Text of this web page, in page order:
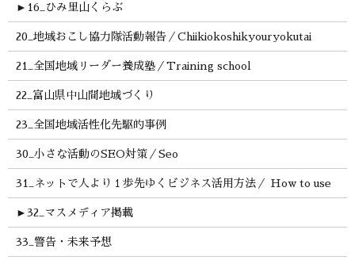
► 16_ひみ里山くらぶ
20_地域おこし協力隊活動報告／Chiikiokoshikyouryokutai
21_全国地域リーダー養成塾／Training school
22_富山県中山間地域づくり
23_全国地域活性化先駆的事例
30_小さな活動のSEO対策／Seo
31_ネットで人より１歩先ゆくビジネス活用方法／ How to use
► 32_マスメディア掲載
33_警告・未来予想